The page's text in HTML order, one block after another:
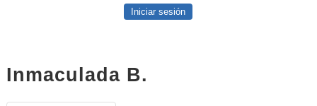
Iniciar sesión
Inmaculada B.